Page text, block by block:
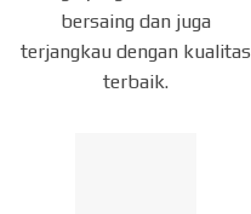
bersaing dan juga
terjangkau dengan kualitas
terbaik.